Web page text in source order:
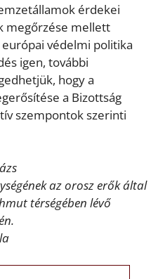
érdekei
megőrzése mellett
védelmi politika
igen, további
hogy a
a Bizottság
szempontok szerinti
az orosz erők által
térségében lévő